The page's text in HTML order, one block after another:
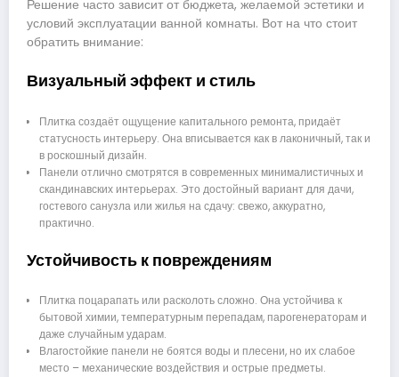
Решение часто зависит от бюджета, желаемой эстетики и
условий эксплуатации ванной комнаты. Вот на что стоит
обратить внимание:
Визуальный эффект и стиль
Плитка создаёт ощущение капитального ремонта, придаёт
статусность интерьеру. Она вписывается как в лаконичный, так и
в роскошный дизайн.
Панели отлично смотрятся в современных минималистичных и
скандинавских интерьерах. Это достойный вариант для дачи,
гостевого санузла или жилья на сдачу: свежо, аккуратно,
практично.
Устойчивость к повреждениям
Плитка поцарапать или расколоть сложно. Она устойчива к
бытовой химии, температурным перепадам, парогенераторам и
даже случайным ударам.
Влагостойкие панели не боятся воды и плесени, но их слабое
место – механические воздействия и острые предметы.